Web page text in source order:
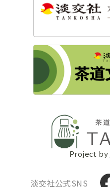
Project by
淡交社公式SNS